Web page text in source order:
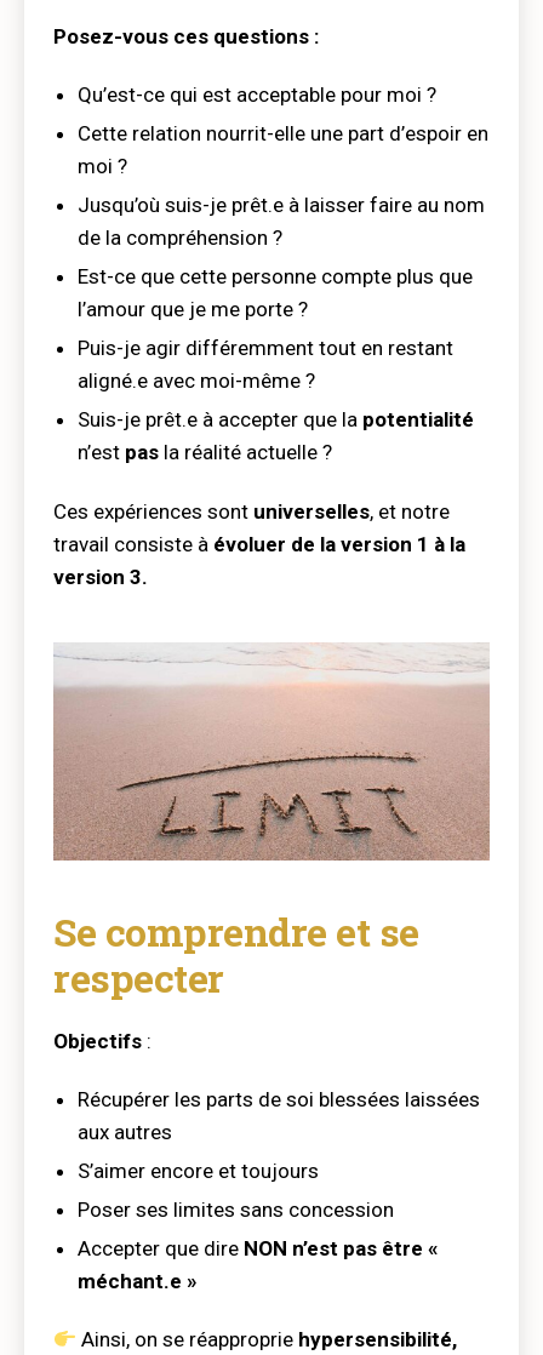
Posez-vous ces questions :
Qu’est-ce qui est acceptable pour moi ?
Cette relation nourrit-elle une part d’espoir en
moi ?
Jusqu’où suis-je prêt.e à laisser faire au nom
de la compréhension ?
Est-ce que cette personne compte plus que
l’amour que je me porte ?
Puis-je agir différemment tout en restant
aligné.e avec moi-même ?
Suis-je prêt.e à accepter que la potentialité
n’est pas la réalité actuelle ?
Ces expériences sont universelles, et notre
travail consiste à évoluer de la version 1 à la
version 3.
Se comprendre et se
respecter
Objectifs :
Récupérer les parts de soi blessées laissées
aux autres
S’aimer encore et toujours
Poser ses limites sans concession
Accepter que dire NON n’est pas être «
méchant.e »
Ainsi, on se réapproprie hypersensibilité,